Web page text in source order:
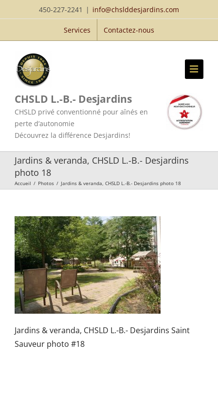
au
450-227-2241 | info@chslddesjardins.com
Services Contactez-nous
CHSLD L.-B.- Desjardins
CHSLD privé conventionné pour aînés en
perte d’autonomie
Découvrez la différence Desjardins!
Jardins & veranda, CHSLD L.-B.- Desjardins
photo 18
Accueil / Photos / Jardins & veranda, CHSLD L.-B.- Desjardins photo 18
Jardins & veranda, CHSLD L.-B.- Desjardins Saint
Sauveur photo #18